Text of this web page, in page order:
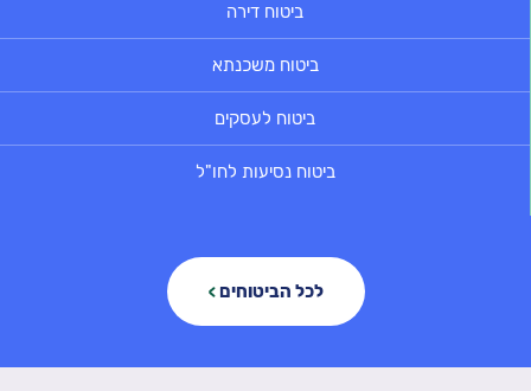
ביטוח דירה
ביטוח משכנתא
ביטוח לעסקים
ביטוח נסיעות לחו"ל
לכל הביטוחים